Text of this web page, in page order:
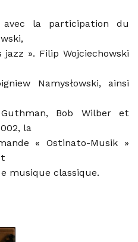
la participation du
». Filip Wojciechowski
Namysłowski, ainsi
Bob Wilber et
la
« Ostinato-Musik »
musique classique.